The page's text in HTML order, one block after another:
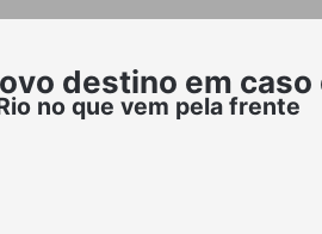
destino em caso
no que vem pela frente